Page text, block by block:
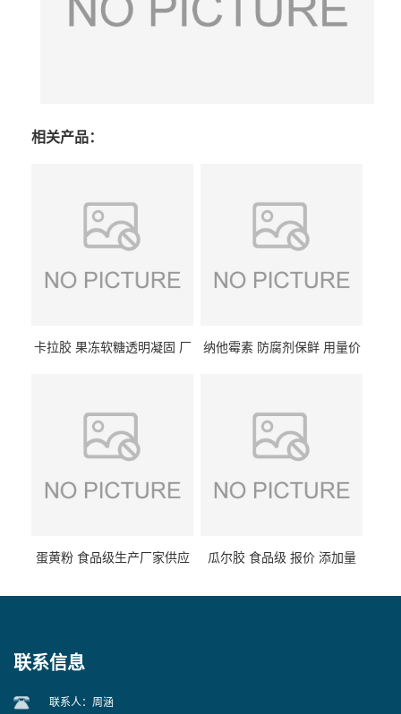
相关产品：
卡拉胶 果冻软糖透明凝固 厂
纳他霉素 防腐剂保鲜 用量价
蛋黄粉 食品级生产厂家供应 瓜尔胶 食品级 报价 添加量
联系信息
联系人：周涵